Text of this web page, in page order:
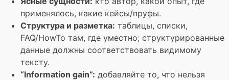
применялось, какие кейсы/пруфы.
Структура и разметка: таблицы, списки,
FAQ/HowTo там, где уместно; структурированные
данные должны соответствовать видимому
тексту.
“Information gain”: добавляйте то, что нельзя